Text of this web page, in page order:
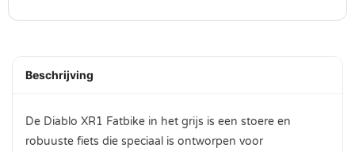
Beschrijving
De Diablo XR1 Fatbike in het grijs is een stoere en
robuuste fiets die speciaal is ontworpen voor